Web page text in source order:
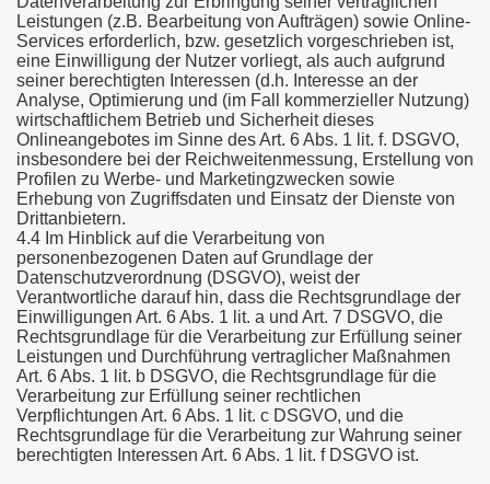
Leistungen (z.B. Bearbeitung von Aufträgen) sowie Online-
Services erforderlich, bzw. gesetzlich vorgeschrieben ist,
eine Einwilligung der Nutzer vorliegt, als auch aufgrund
seiner berechtigten Interessen (d.h. Interesse an der
Analyse, Optimierung und (im Fall kommerzieller Nutzung)
wirtschaftlichem Betrieb und Sicherheit dieses
Onlineangebotes im Sinne des Art. 6 Abs. 1 lit. f. DSGVO,
insbesondere bei der Reichweitenmessung, Erstellung von
Profilen zu Werbe- und Marketingzwecken sowie
Erhebung von Zugriffsdaten und Einsatz der Dienste von
Drittanbietern.
4.4 Im Hinblick auf die Verarbeitung von
personenbezogenen Daten auf Grundlage der
Datenschutzverordnung (DSGVO), weist der
Verantwortliche darauf hin, dass die Rechtsgrundlage der
Einwilligungen Art. 6 Abs. 1 lit. a und Art. 7 DSGVO, die
Rechtsgrundlage für die Verarbeitung zur Erfüllung seiner
Leistungen und Durchführung vertraglicher Maßnahmen
Art. 6 Abs. 1 lit. b DSGVO, die Rechtsgrundlage für die
Verarbeitung zur Erfüllung seiner rechtlichen
Verpflichtungen Art. 6 Abs. 1 lit. c DSGVO, und die
Rechtsgrundlage für die Verarbeitung zur Wahrung seiner
berechtigten Interessen Art. 6 Abs. 1 lit. f DSGVO ist.